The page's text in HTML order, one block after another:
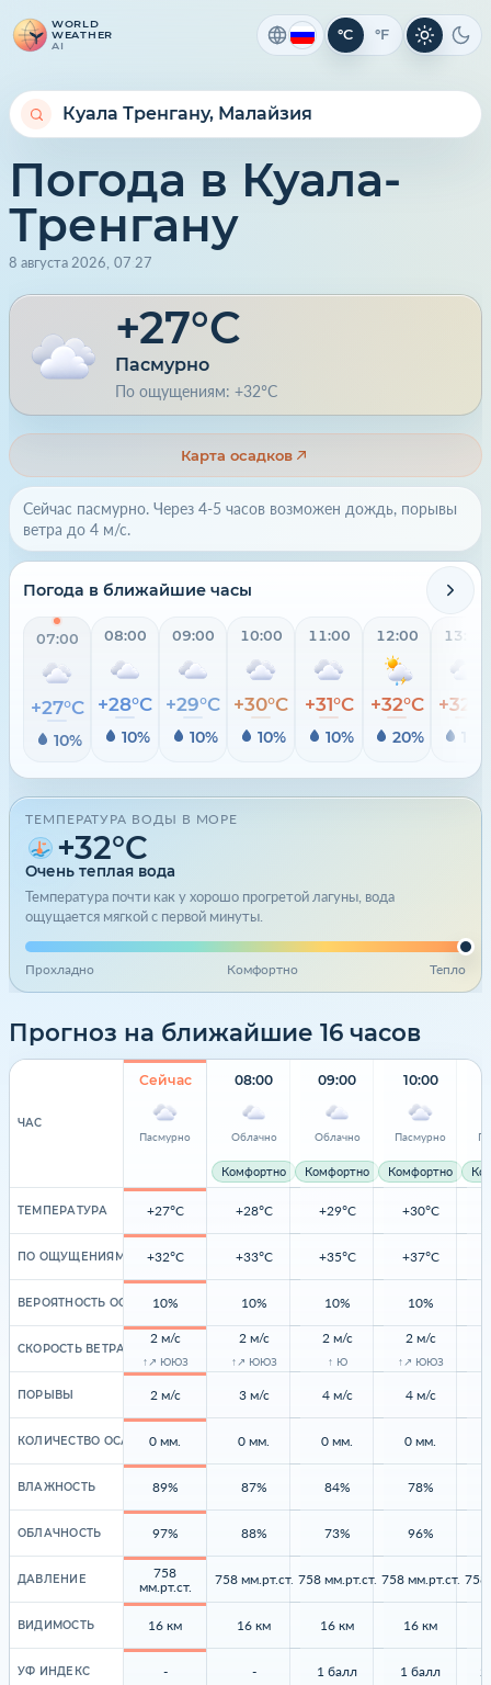
WORLD
WEATHER
AI
°C °F Светлая
Погода в Куала-
Тренгану
8 августа 2026 07 27
+27°C
Пасмурно
По ощущениям: +32°C
Карта осадков
Сейчас пасмурно. Через 4-5 часов возможен дождь, порывы
ветра до 4 м/с.
Погода в ближайшие часы
07:00
+27°C
10%
08:00
+28°C
10%
09:00
+29°C
10%
10:00
+30°C
10%
11:00
+31°C
10%
12:00
+32°C
20%
13:00
+32°C
10%
ТЕМПЕРАТУРА ВОДЫ В МОРЕ
+32°C
Очень теплая вода
Температура почти как у хорошо прогретой лагуны, вода
ощущается мягкой с первой минуты.
Прохладно Комфортно Тепло
Прогноз на ближайшие 16 часов
ЧАС
ТЕМПЕРАТУРА
ПО ОЩУЩЕНИЯМ
ВЕРОЯТНОСТЬ ОСАДКОВ
СКОРОСТЬ ВЕТРА
ПОРЫВЫ
КОЛИЧЕСТВО ОСАДКОВ
ВЛАЖНОСТЬ
ОБЛАЧНОСТЬ
ДАВЛЕНИЕ
ВИДИМОСТЬ
УФ ИНДЕКС
Сейчас
Пасмурно
+27°C
+32°C
10%
2 м/с
↑↗ ЮЮЗ
2 м/с
0 мм.
89%
97%
758
мм.рт.ст.
16 км
-
08:00
Облачно
Комфортно
+28°C
+33°C
10%
2 м/с
↑↗ ЮЮЗ
3 м/с
0 мм.
87%
88%
758 мм.рт.ст.
16 км
-
09:00
Облачно
Комфортно
+29°C
+35°C
10%
2 м/с
↑ Ю
4 м/с
0 мм.
84%
73%
758 мм.рт.ст.
16 км
1 балл
10:00
Пасмурно
Комфортно
+30°C
+37°C
10%
2 м/с
↑↗ ЮЮЗ
4 м/с
0 мм.
78%
96%
758 мм.рт.ст.
16 км
1 балл
758
2